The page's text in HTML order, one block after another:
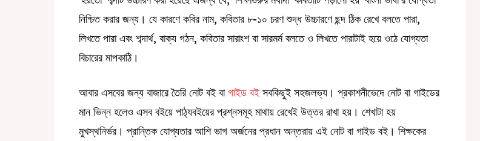
নিশ্চিত করার জন্য। যে কারণে কবির নাম, কবিতার ৮-১০ চরণ শুদ্ধ উচ্চারণে ছন্দ ঠিক রেখে বলতে পারা,
লিখতে পারা এবং শব্দার্থ, বাক্য গঠন, কবিতার সারাংশ বা সারমর্ম বলতে ও লিখতে পারাটাই হয়ে ওঠে যোগ্যতা
বিচারের মাপকাঠি।
আবার এসবের জন্য বাজারে তৈরি নোট বই বাগাইড বই সবকিছুই সহজলভ্য। প্রকাশনীভেদে নোট বা গাইডের
মান ভিন্ন হলেও এসব বইয়ে পাঠ্যবইয়ের প্রশ্নসমূহ মাথায় রেখেই উত্তর রাখা হয়। শেখাটা হয়
মুখস্থনির্ভর। প্রান্তিক যোগ্যতার আশি ভাগ অর্জনের প্রধান অন্তরায় এই নোট বা গাইড বই। শিক্ষকের